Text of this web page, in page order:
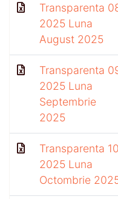
Transparenta
2025 Luna
August 2025
Transparenta
2025 Luna
Septembrie
2025
Transparenta 10
2025 Luna
Octombrie